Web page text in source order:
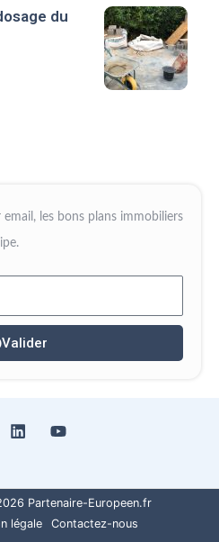
du
email, les bons plans immobiliers
Valider
Partenaire-Europeen.fr
légale Contactez-nous